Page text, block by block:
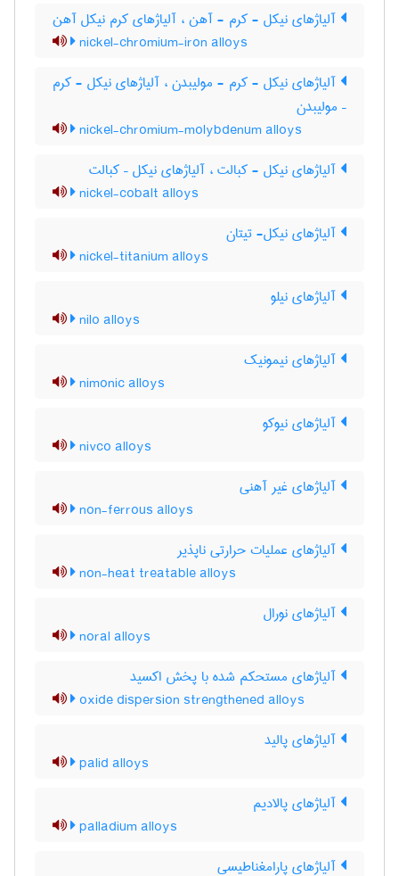
آلیاژهای نیکل - کرم - آهن ، آلیاژهای کرم نیکل آهن
nickel-chromium-iron alloys
آلیاژهای نیکل - کرم - مولیبدن ، آلیاژهای نیکل - کرم
– مولیبدن
nickel-chromium-molybdenum alloys
آلیاژهای نیکل - کبالت ، آلیاژهای نیکل – کبالت
nickel-cobalt alloys
آلیاژهای نیکل- تیتان
nickel-titanium alloys
آلیاژهای نیلو
nilo alloys
آلیاژهای نیمونیک
nimonic alloys
آلیاژهای نیوکو
nivco alloys
آلیاژهای غیر آهنی
non-ferrous alloys
آلیاژهای عملیات حرارتی ناپذیر
non-heat treatable alloys
آلیاژهای نورال
noral alloys
آلیاژهای مستحکم شده با پخش اکسید
oxide dispersion strengthened alloys
آلیاژهای پالید
palid alloys
آلیاژهای پالادیم
palladium alloys
آلیاژهای پارامغناطیسی